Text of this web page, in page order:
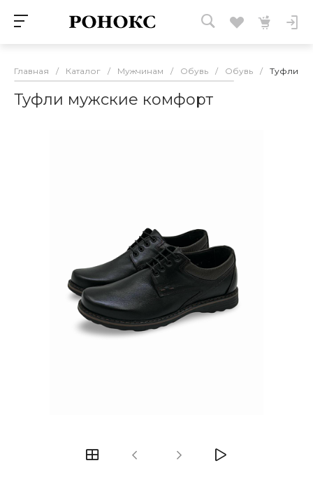
Главная / Каталог / Мужчинам / Обувь / Обувь / Туфли
Туфли мужские комфорт